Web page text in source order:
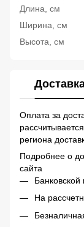
Длина, см
Ширина, см
Высота, см
Оплата за
региона
Подробнее о
сайта
Банковской
На